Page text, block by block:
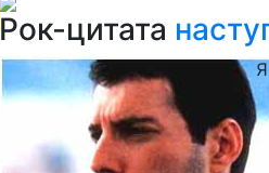
Рок-цитата